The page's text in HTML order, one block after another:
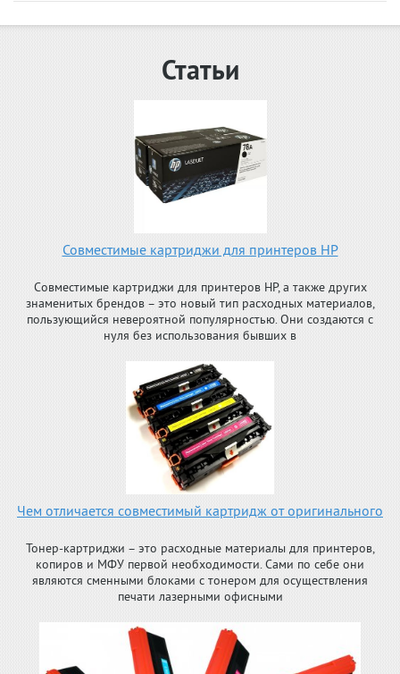
Статьи
Совместимые картриджи для принтеров HP
Совместимые картриджи для принтеров HP, а также других
знаменитых брендов – это новый тип расходных материалов,
пользующийся невероятной популярностью. Они создаются с
нуля без использования бывших в
Чем отличается совместимый картридж от оригинального
Тонер-картриджи – это расходные материалы для принтеров,
копиров и МФУ первой необходимости. Сами по себе они
являются сменными блоками с тонером для осуществления
печати лазерными офисными